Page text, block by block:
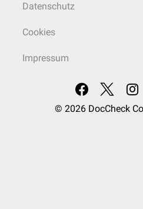
Datenschutz
Cookies
Impressum
© 2026 DocCheck